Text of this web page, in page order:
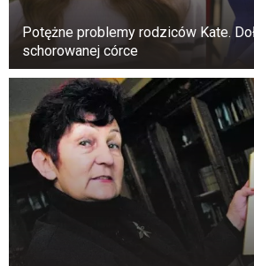
Potężne problemy rodziców Kate.
schorowanej córce